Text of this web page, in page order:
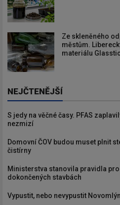
Ze skleněného
městům.
materiálu
NEJČTENĚJŠÍ
S jedy na věčné časy. PFAS
nezmizí
Domovní ČOV budou muset plnit
čistírny
Ministerstva stanovila pravidla
dokončených stavbách
Vypustit, nebo nevypustit